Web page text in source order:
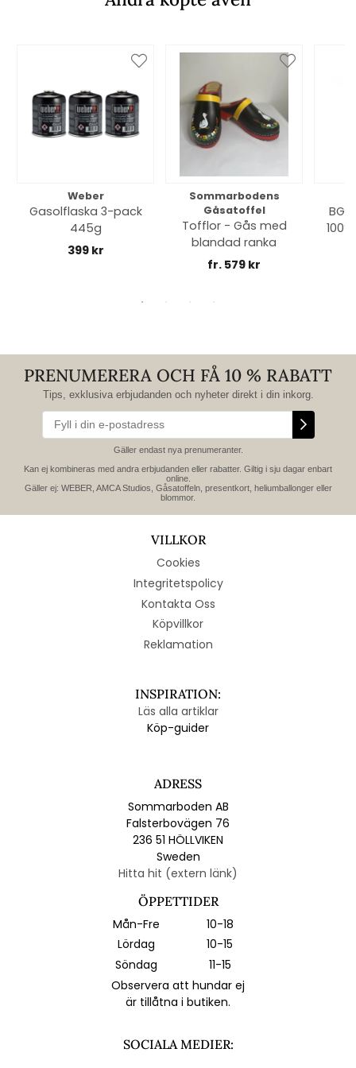
Weber
Gasolflaska 3-pack
445g
399 kr
Sommarbodens
Gåsatoffel
Tofflor - Gås med
blandad ranka
fr. 579 kr
PRENUMERERA OCH FÅ 10 % RABATT
Tips, exklusiva erbjudanden och nyheter direkt i din inkorg.
Gäller endast nya prenumeranter.
Kan ej kombineras med andra erbjudanden eller rabatter. Giltig i sju dagar enbart
online.
Gäller ej: WEBER, AMCA Studios, Gåsatoffeln, presentkort, heliumballonger eller
blommor.
VILLKOR
Cookies
Integritetspolicy
Kontakta Oss
Köpvillkor
Reklamation
INSPIRATION:
Läs alla artiklar
Köp-guider
ADRESS
Sommarboden AB
Falsterbovägen 76
236 51 HÖLLVIKEN
Sweden
Hitta hit (extern länk)
ÖPPETTIDER
Mån-Fre
10-18
Lördag
10-15
Söndag
11-15
Observera att hundar ej
är tillåtna i butiken.
SOCIALA MEDIER: